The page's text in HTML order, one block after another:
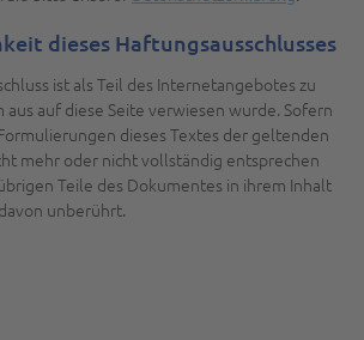
dieses Haftungsausschlusses
ist als Teil des Internetangebotes zu
auf diese Seite verwiesen wurde. Sofern
dieses Textes der geltenden
mehr oder nicht vollständig entsprechen
Teile des Dokumentes in ihrem Inhalt
unberührt.